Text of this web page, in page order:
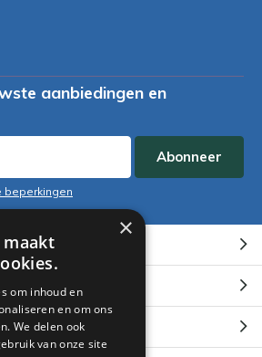
aanbiedingen en
Abonneer
beperkingen
×
maakt
om inhoud en
en om ons
We delen ook
van onze site